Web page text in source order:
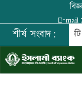
E-mail:
©২০২৬ |আপন দেশ
শীর্ষ সংবাদ:
বিরুদ্ধে একটি দল